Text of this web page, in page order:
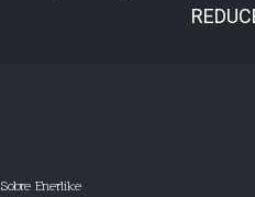
Sobre Enerlike